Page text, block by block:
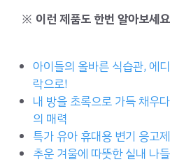
※ 이런 제품도 한번 알아보세
아이들의 올바른 식습관, 에
락으로!
내 방을 초록으로 가득 채우
의 매력
특가 유아 휴대용 변기 응고
추운 겨울에 따뜻한 실내 나